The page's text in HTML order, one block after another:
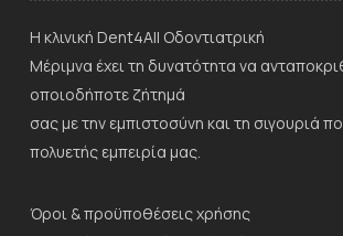
Η κλινική Dent4All Οδοντιατρική
Μέριμνα έχει τη δυνατότητα να
οποιοδήποτε ζήτημά
σας με την εμπιστοσύνη και τη σιγουριά
πολυετής εμπειρία μας.
Όροι & προϋποθέσεις χρήσης